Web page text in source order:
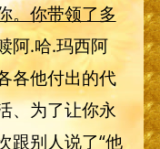
。你带领了多
阿.哈.玛西阿
各他付出的代
、为了让你永
跟别人说了“他